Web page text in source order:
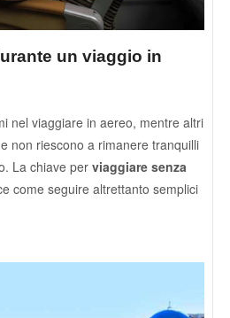
un viaggio in
nel viaggiare in aereo, mentre altri
non riescono a rimanere tranquilli
La chiave per viaggiare senza
come seguire altrettanto semplici